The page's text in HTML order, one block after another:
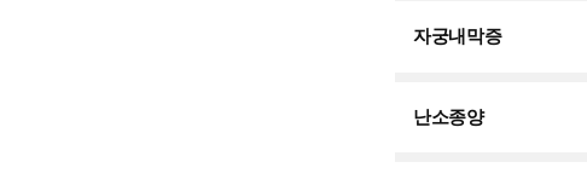
자궁내막증
난소종양